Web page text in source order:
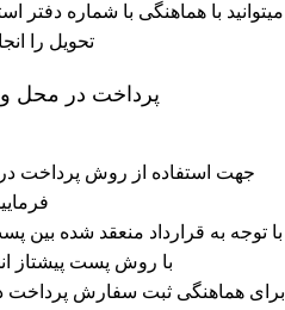
میتوانید با هماهنگی با شماره
تحویل را
پرداخت در محل و
جهت استفاده از روش پرداخت
با توجه به قرارداد منعقد شده
با روش پست پیشتاز
برای هماهنگی ثبت سفارش پرداخت